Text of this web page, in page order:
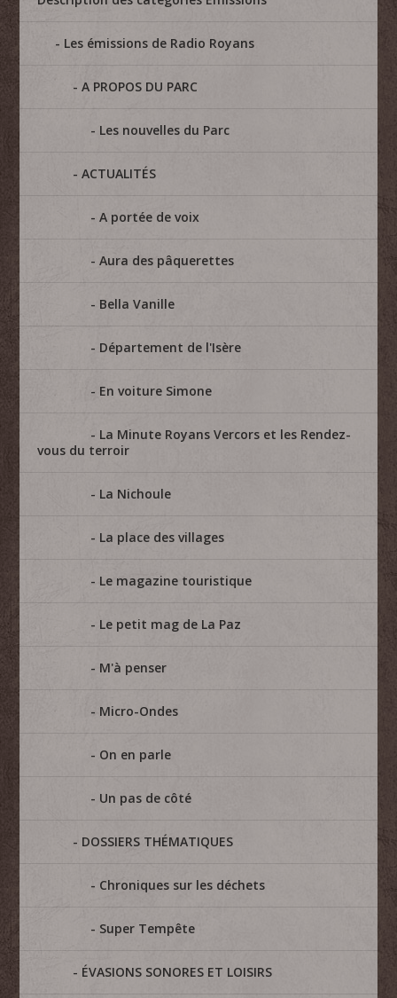
Les émissions de Radio Royans
A PROPOS DU PARC
Les nouvelles du Parc
ACTUALITÉS
A portée de voix
Aura des pâquerettes
Bella Vanille
Département de l'Isère
En voiture Simone
La Minute Royans Vercors et les Rendez-
vous du terroir
La Nichoule
La place des villages
Le magazine touristique
Le petit mag de La Paz
M'à penser
Micro-Ondes
On en parle
Un pas de côté
DOSSIERS THÉMATIQUES
Chroniques sur les déchets
Super Tempête
ÉVASIONS SONORES ET LOISIRS